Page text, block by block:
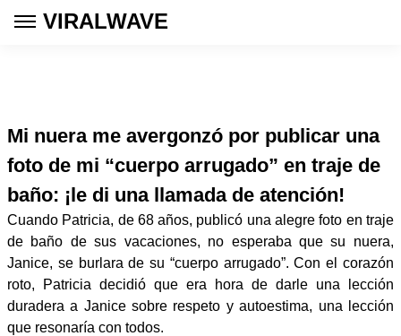
VIRALWAVE
Mi nuera me avergonzó por publicar una
foto de mi “cuerpo arrugado” en traje de
baño: ¡le di una llamada de atención!
Cuando Patricia, de 68 años, publicó una alegre foto en traje
de baño de sus vacaciones, no esperaba que su nuera,
Janice, se burlara de su “cuerpo arrugado”. Con el corazón
roto, Patricia decidió que era hora de darle una lección
duradera a Janice sobre respeto y autoestima, una lección
que resonaría con todos.